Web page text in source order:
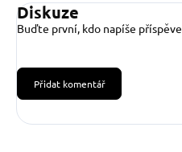
Diskuze
Buďte první, kdo napíše
Přidat komentář